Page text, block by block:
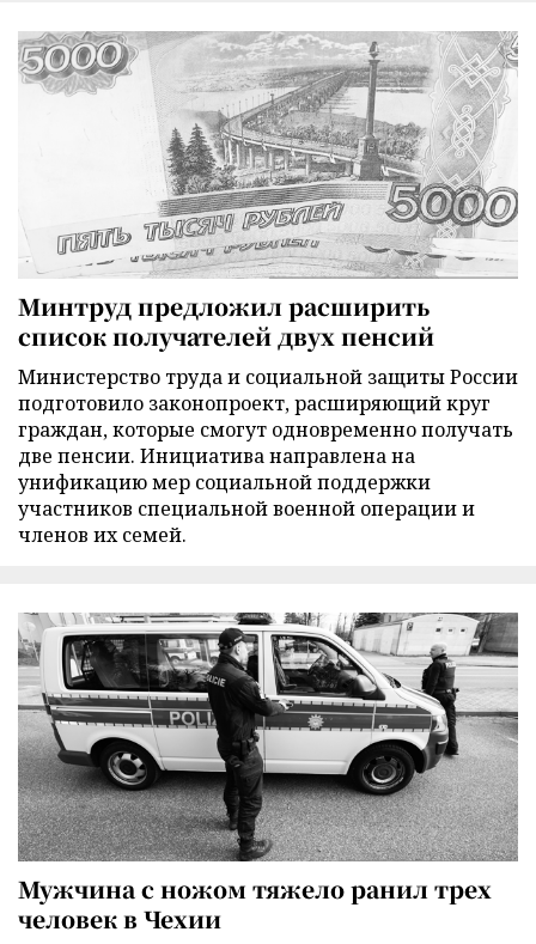
Минтруд предложил расширить
список получателей двух пенсий
Министерство труда и социальной защиты России
подготовило законопроект, расширяющий круг
граждан, которые смогут одновременно получать
две пенсии. Инициатива направлена на
унификацию мер социальной поддержки
участников специальной военной операции и
членов их семей.
Мужчина с ножом тяжело ранил трех
человек в Чехии